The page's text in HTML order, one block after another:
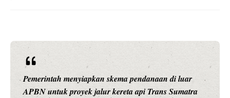
Pemerintah menyiapkan skema pendanaan di luar
APBN untuk proyek jalur kereta api Trans Sumatra